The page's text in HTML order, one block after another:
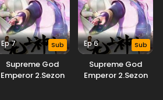
Ep 7 Sub
Supreme God
Emperor 2.Sezon
Ep 6 Sub
Supreme God
Emperor 2.Sezon